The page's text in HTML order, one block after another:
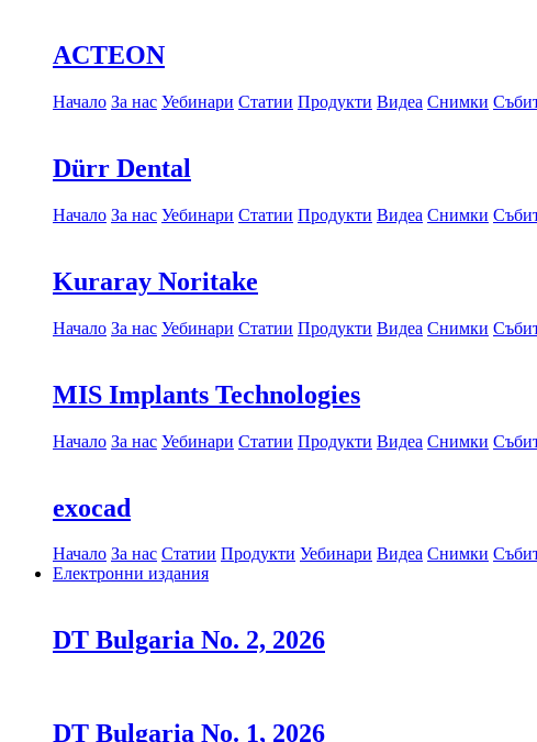
ACTEON
Начало За нас Уебинари Статии Продукти Видеа Снимки
Dürr Dental
Начало За нас Уебинари Статии Продукти Видеа Снимки
Kuraray Noritake
Начало За нас Уебинари Статии Продукти Видеа Снимки
MIS Implants Technologies
Начало За нас Уебинари Статии Продукти Видеа Снимки
exocad
Начало За нас Статии Продукти Уебинари Видеа Снимки
Електронни издания
DT Bulgaria No. 2, 2026
DT Bulgaria No. 1, 2026